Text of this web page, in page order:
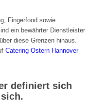
Fingerfood sowie
ein bewährter Dienstleister
diese Grenzen hinaus.
Catering Ostern Hannover
definiert sich